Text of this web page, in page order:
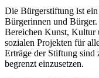
Die Bürgerstiftung ist
Bürgerinnen und
Bereichen Kunst, Kultur
sozialen Projekten für
Erträge der Stiftung
begrenzt einzusetzen.